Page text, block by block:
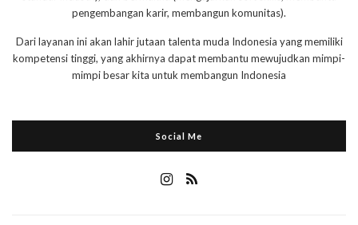
pengembangan karir, membangun komunitas).
Dari layanan ini akan lahir jutaan talenta muda Indonesia yang memiliki
kompetensi tinggi, yang akhirnya dapat membantu mewujudkan mimpi-
mimpi besar kita untuk membangun Indonesia
Social Me